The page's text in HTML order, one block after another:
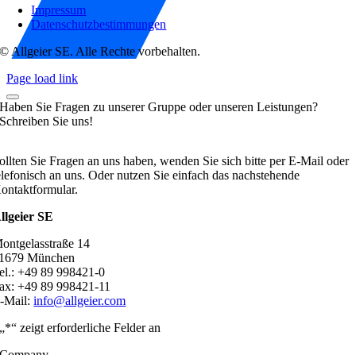
Impressum
Datenschutzbestimmungen
© Allgeier SE. Alle Rechte vorbehalten.
Page load link
Haben Sie Fragen zu unserer Gruppe oder unseren Leistungen?
Schreiben Sie uns!
Sie Fragen an uns haben, wenden Sie sich bitte per E-Mail oder
an uns. Oder nutzen Sie einfach das nachstehende
SE
14
München
+49 89 998421-0
+49 89 998421-11
Mail:info@allgeier.com
„*“ zeigt erforderliche Felder an